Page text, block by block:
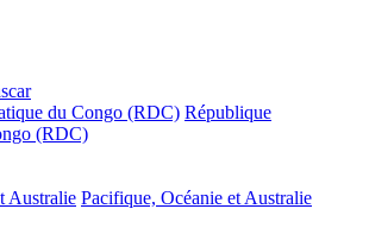
du Congo (RDC) République
(RDC)
Australie Pacifique, Océanie et Australie